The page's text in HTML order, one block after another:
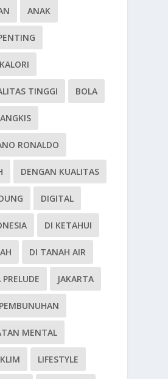
ANAK
TINGGI BOLA
RONALDO
DENGAN KUALITAS
DIGITAL
DI KETAHUI
DI TANAH AIR
JAKARTA
MENTAL
LIFESTYLE